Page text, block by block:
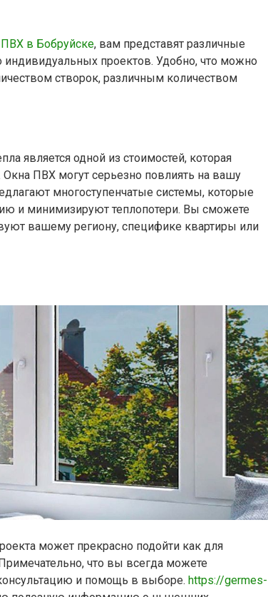
в Бобруйске, вам представят различные
проектов. Удобно, что можно
створок, различным количеством
является одной из стоимостей, которая
ПВХ могут серьезно повлиять на вашу
многоступенчатые системы, которые
и минимизируют теплопотери. Вы сможете
вашему региону, специфике квартиры или
может прекрасно подойти как для
что вы всегда можете
и помощь в выборе. https://germes-